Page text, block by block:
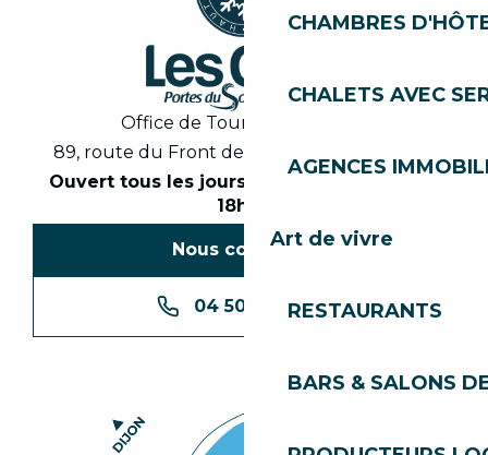
CHAMBRES
CHALETS AVEC
AGENCES
Art de vivre
RESTAURANTS
BARS & SALONS
Office de Tourisme des Gets
89, route du Front de Neige 74260 Les Gets
Ouvert tous les jours en saison de 8h30 à
18h30
Nous contacter
04 50 74 74 74